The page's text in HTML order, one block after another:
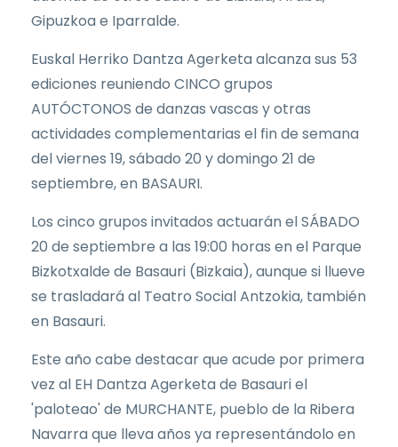
Gipuzkoa e Iparralde.
Euskal Herriko Dantza Agerketa alcanza sus 53
ediciones reuniendo CINCO grupos
AUTÓCTONOS de danzas vascas y otras
actividades complementarias el fin de semana
del viernes 19, sábado 20 y domingo 21 de
septiembre, en BASAURI.
Los cinco grupos invitados actuarán el SÁBADO
20 de septiembre a las 19:00 horas en el Parque
Bizkotxalde de Basauri (Bizkaia), aunque si llueve
se trasladará al Teatro Social Antzokia, también
en Basauri.
Este año cabe destacar que acude por primera
vez al EH Dantza Agerketa de Basauri el
'paloteao' de MURCHANTE, pueblo de la Ribera
Navarra que lleva años ya representándolo en